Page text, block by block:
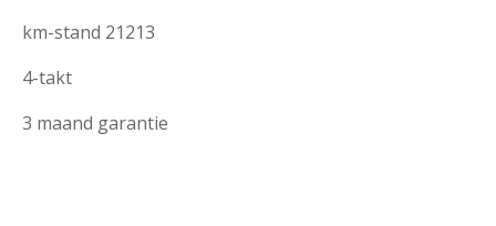
km-stand 21213
4-takt
3 maand garantie